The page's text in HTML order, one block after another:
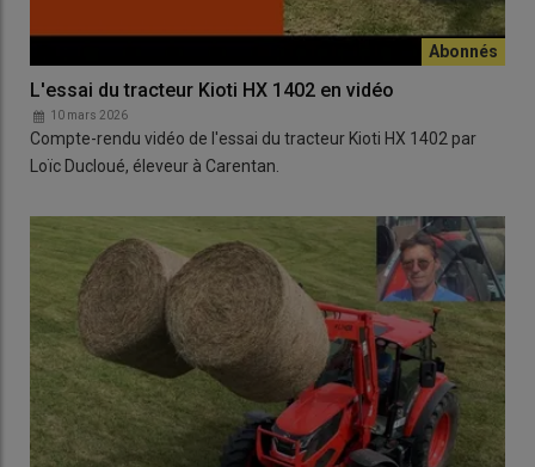
L'essai du tracteur Kioti HX 1402 en vidéo
10 mars 2026
Compte-rendu vidéo de l'essai du tracteur Kioti HX 1402 par
Loïc Ducloué, éleveur à Carentan.